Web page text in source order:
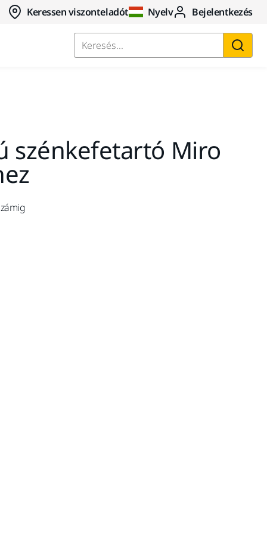
Keressen viszonteladót Nyelv Bejelentkezés
Keresés...
szénkefetartó Miro